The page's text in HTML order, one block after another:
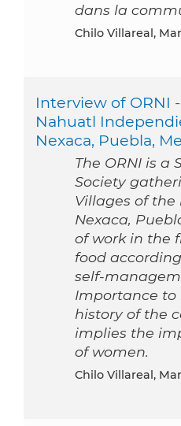
dans la
Chilo Villareal,
Interview of ORNI
Nahuatl
Nexaca, Puebla,
The ORNI is a
Society
Villages of the
Nexaca,
of work in the
food
self-
Importance
history of the
implies the
of women.
Chilo Villareal,